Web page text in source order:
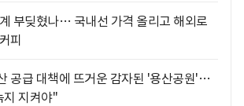
부딪혔나… 국내선 가격 올리고 해외로
피
공급 대책에 뜨거운 감자된 '용산공원'…
지 지켜야"